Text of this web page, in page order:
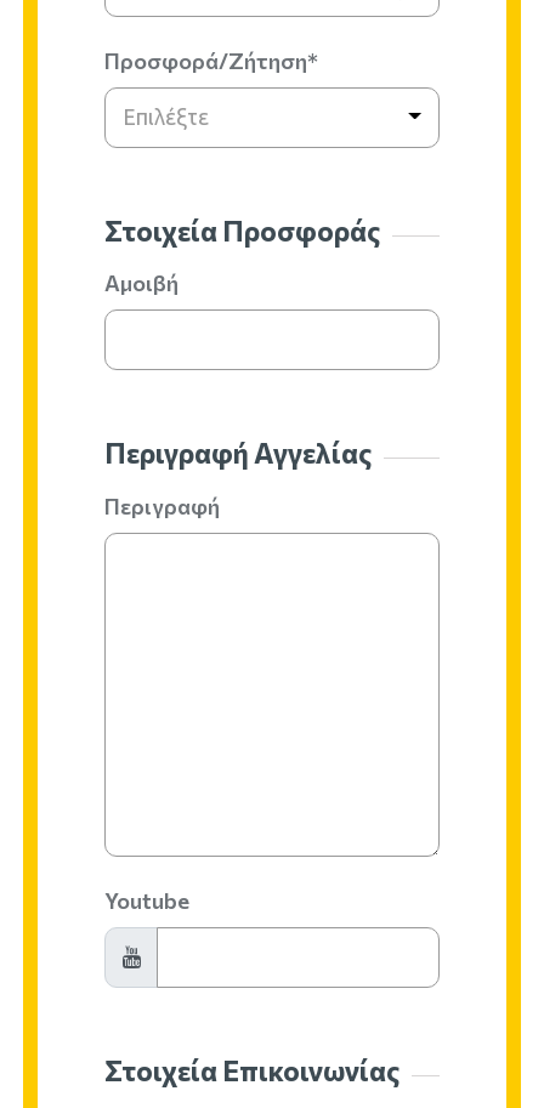
Προσφορά/Ζήτηση*
Επιλέξτε
Στοιχεία Προσφοράς
Αμοιβή
Περιγραφή Αγγελίας
Περιγραφή
Youtube
Στοιχεία Επικοινωνίας